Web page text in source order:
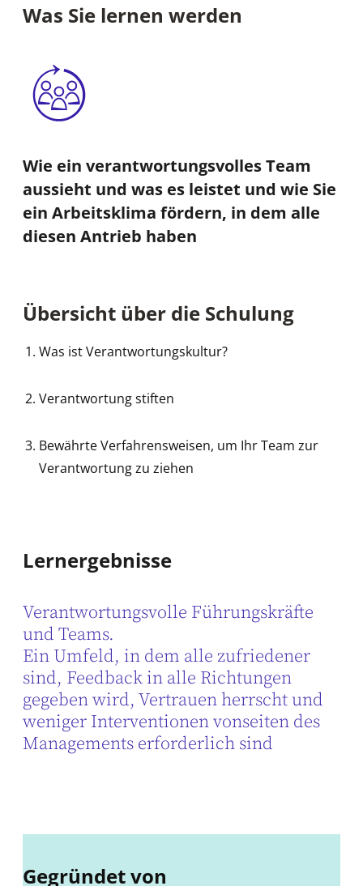
Was Sie lernen werden
Wie ein verantwortungsvolles Team
aussieht und was es leistet und wie Sie
ein Arbeitsklima fördern, in dem alle
diesen Antrieb haben
Übersicht über die Schulung
Was ist Verantwortungskultur?
Verantwortung stiften
Bewährte Verfahrensweisen, um Ihr Team zur
Verantwortung zu ziehen
Lernergebnisse
Verantwortungsvolle Führungskräfte
und Teams.
Ein Umfeld, in dem alle zufriedener
sind, Feedback in alle Richtungen
gegeben wird, Vertrauen herrscht und
weniger Interventionen vonseiten des
Managements erforderlich sind
Gegründet von